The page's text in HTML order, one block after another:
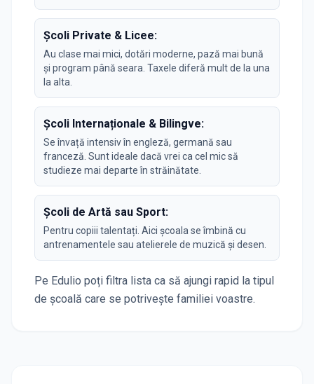
Școli Private & Licee:
Au clase mai mici, dotări moderne, pază mai bună
și program până seara. Taxele diferă mult de la una
la alta.
Școli Internaționale & Bilingve:
Se învață intensiv în engleză, germană sau
franceză. Sunt ideale dacă vrei ca cel mic să
studieze mai departe în străinătate.
Școli de Artă sau Sport:
Pentru copiii talentați. Aici școala se îmbină cu
antrenamentele sau atelierele de muzică și desen.
Pe Edulio poți filtra lista ca să ajungi rapid la tipul
de școală care se potrivește familiei voastre.